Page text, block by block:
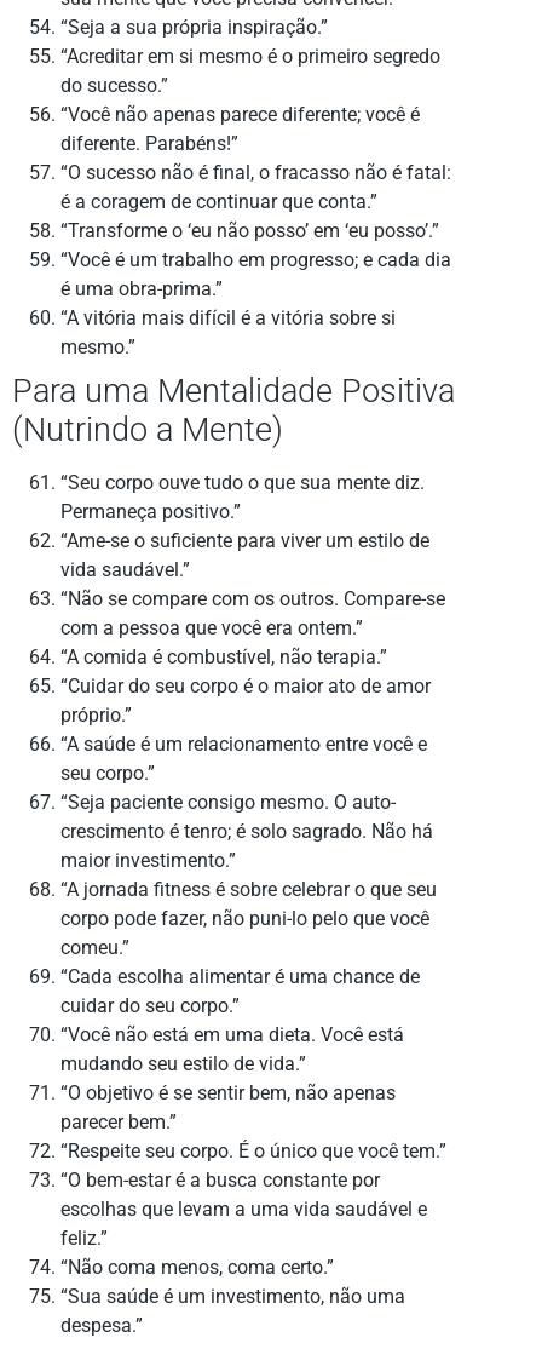
“Seja a sua própria inspiração.”
“Acreditar em si mesmo é o primeiro segredo
do sucesso.”
“Você não apenas parece diferente; você é
diferente. Parabéns!”
“O sucesso não é final, o fracasso não é fatal:
é a coragem de continuar que conta.”
“Transforme o ‘eu não posso’ em ‘eu posso’.”
“Você é um trabalho em progresso; e cada dia
é uma obra-prima.”
“A vitória mais difícil é a vitória sobre si
mesmo.”
Para uma Mentalidade Positiva
(Nutrindo a Mente)
“Seu corpo ouve tudo o que sua mente diz.
Permaneça positivo.”
“Ame-se o suficiente para viver um estilo de
vida saudável.”
“Não se compare com os outros. Compare-se
com a pessoa que você era ontem.”
“A comida é combustível, não terapia.”
“Cuidar do seu corpo é o maior ato de amor
próprio.”
“A saúde é um relacionamento entre você e
seu corpo.”
“Seja paciente consigo mesmo. O auto-
crescimento é tenro; é solo sagrado. Não há
maior investimento.”
“A jornada fitness é sobre celebrar o que seu
corpo pode fazer, não puni-lo pelo que você
comeu.”
“Cada escolha alimentar é uma chance de
cuidar do seu corpo.”
“Você não está em uma dieta. Você está
mudando seu estilo de vida.”
“O objetivo é se sentir bem, não apenas
parecer bem.”
“Respeite seu corpo. É o único que você tem.”
“O bem-estar é a busca constante por
escolhas que levam a uma vida saudável e
feliz.”
“Não coma menos, coma certo.”
“Sua saúde é um investimento, não uma
despesa.”